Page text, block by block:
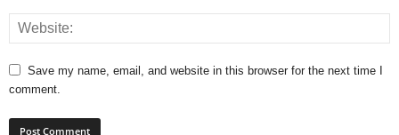
Save my name, email, and website in this browser for the next time I
comment.